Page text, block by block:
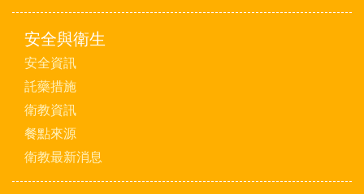
安全與衛生
安全資訊
託藥措施
衛教資訊
餐點來源
衛教最新消息